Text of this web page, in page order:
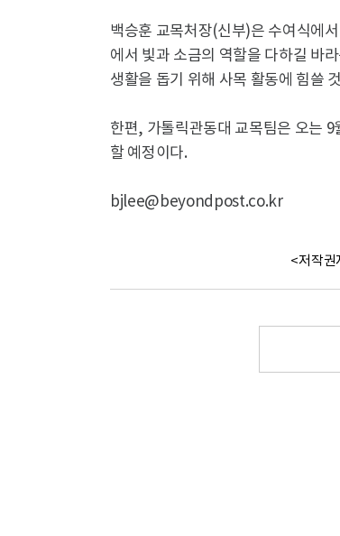
백승훈 교목처장(신부)은 수여식에
에서 빛과 소금의 역할을 다하길 바
생활을 돕기 위해 사목 활동에 힘쓸
한편, 가톨릭관동대 교목팀은 오는
할 예정이다.
bjlee@beyondpost.co.kr
<저작권